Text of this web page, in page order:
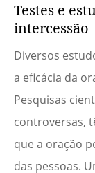
Testes e
intercessão
Diversos
a eficácia da
Pesquisas
controversas,
que a oração
das pessoas.